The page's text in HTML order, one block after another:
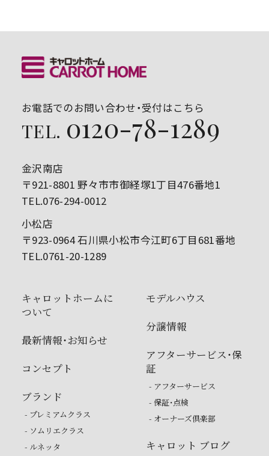
お電話でのお問い合わせ・受付はこちら
TEL. 0120-78-1289
金沢南店
〒921-8801 野々市市御経塚1丁目476番地1
TEL.076-294-0012
小松店
〒923-0964 石川県小松市今江町6丁目681番地
TEL.0761-20-1289
キャロットホームに
ついて
最新情報・お知らせ
コンセプト
ブランド
- プレミアムクラス
- ソムリエクラス
- ルネッタ
モデルハウス
分譲情報
アフターサービス・保
証
- アフターサービス
- 保証・点検
- オーナーズ倶楽部
キャロット ブログ